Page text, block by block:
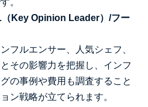
。
Key Opinion Leader）/フー
フルエンサー、人気シェフ、
その影響力を把握し、インフ
の事例や費用も調査すること
ン戦略が立てられます。